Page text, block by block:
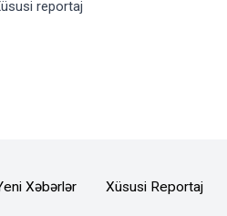
reportaj
Xəbərlər Xüsusi Reportaj